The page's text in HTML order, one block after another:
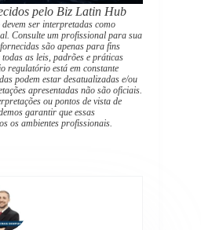
pelo Biz Latin Hub
ser interpretadas como
Consulte um profissional para sua
são apenas para fins
as leis, padrões e práticas
regulatório está em constante
podem estar desatualizadas e/ou
apresentadas não são oficiais.
ou pontos de vista de
garantir que essas
os ambientes profissionais.